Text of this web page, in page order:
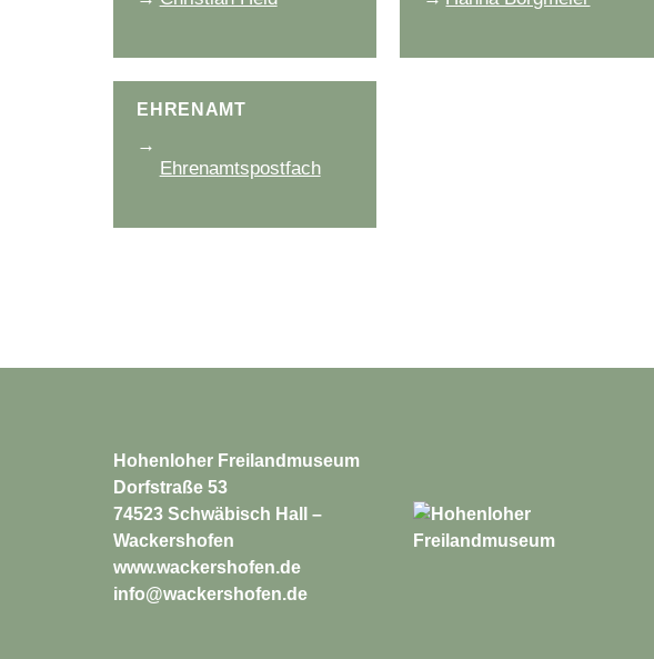
Ehrenamt
Ehrenamtspostfach
Hohenloher Freilandmuseum
Dorfstraße 53
74523 Schwäbisch Hall –
Wackershofen
www.wackershofen.de
info@wackershofen.de